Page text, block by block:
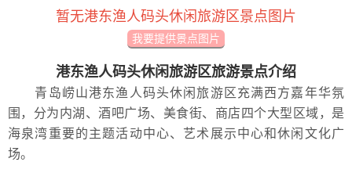
暂无港东渔人码头休闲旅游区景点图片
我要提供景点图片
港东渔人码头休闲旅游区旅游景点介绍
青岛崂山港东渔人码头休闲旅游区充满西方嘉年华氛
围，分为内湖、酒吧广场、美食街、商店四个大型区域，是
海泉湾重要的主题活动中心、艺术展示中心和休闲文化广
场。